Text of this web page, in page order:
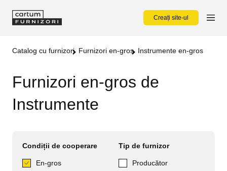
Creați site-ul
Catalog cu furnizori Furnizori en-gros Instrumente en-gros
Furnizori en-gros de
Instrumente
Condiții de cooperare
En-gros
Tip de furnizor
Producător